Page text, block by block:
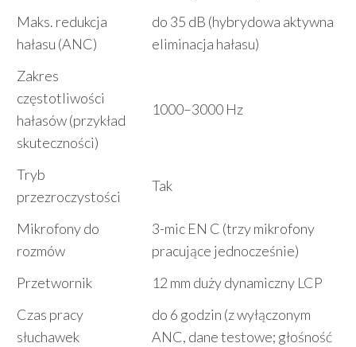
Maks. redukcja
hałasu (ANC)
do 35 dB (hybrydowa aktywna
eliminacja hałasu)
Zakres
częstotliwości
hałasów (przykład
skuteczności)
1000–3000 Hz
Tryb
przezroczystości
Tak
Mikrofony do
rozmów
3-mic EN C (trzy mikrofony
pracujące jednocześnie)
Przetwornik
12 mm duży dynamiczny LCP
Czas pracy
słuchawek
do 6 godzin (z wyłączonym
ANC, dane testowe; głośność